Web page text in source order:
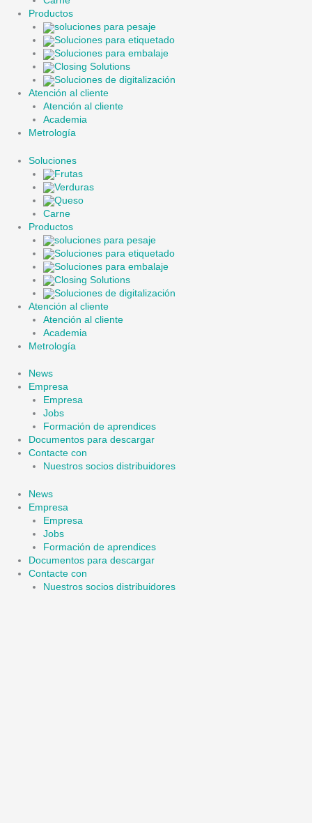
Productos
soluciones para pesaje
Soluciones para etiquetado
Soluciones para embalaje
Closing Solutions
Soluciones de digitalización
Atención al cliente
Atención al cliente
Academia
Metrología
Soluciones
Frutas
Verduras
Queso
Carne
Productos
soluciones para pesaje
Soluciones para etiquetado
Soluciones para embalaje
Closing Solutions
Soluciones de digitalización
Atención al cliente
Atención al cliente
Academia
Metrología
News
Empresa
Empresa
Jobs
Formación de aprendices
Documentos para descargar
Contacte con
Nuestros socios distribuidores
News
Empresa
Empresa
Jobs
Formación de aprendices
Documentos para descargar
Contacte con
Nuestros socios distribuidores